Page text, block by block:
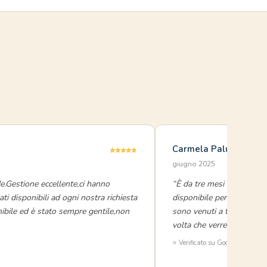
⭐⭐⭐⭐⭐
eccellente,ci hanno
disponibili ad ogni nostra richiesta
ed è stato sempre gentile,non
Carmela Palumbo
giugno 2025
“È da tre mesi che
disponibile per tutto ciò
sono venuti a trovarci
volta che verremo a
⭐ Verificato su Google